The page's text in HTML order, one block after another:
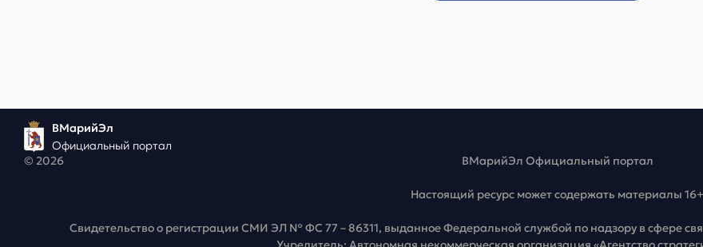
ВМарийЭл
Официальный портал
© 2026
ВМарийЭл Официальный портал
Настоящий ресурс может содержать материалы 16+
Свидетельство о регистрации СМИ ЭЛ № ФС 77 – 86311, выданное Федеральной службой по надзору в сфере